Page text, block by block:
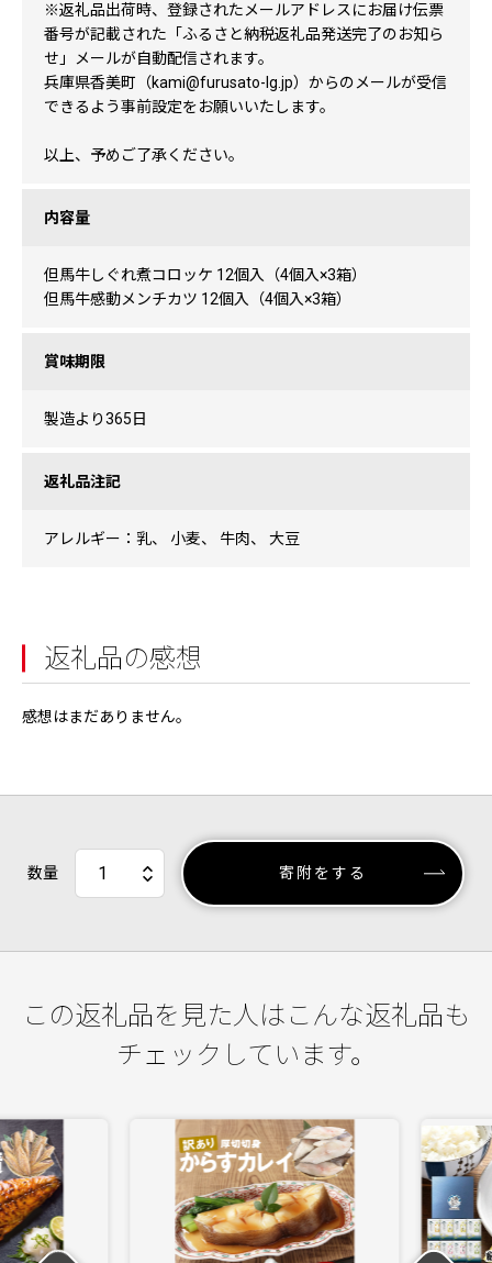
※返礼品出荷時、登録されたメールアドレスにお届け伝票
番号が記載された「ふるさと納税返礼品発送完了のお知ら
せ」メールが自動配信されます。
兵庫県香美町（kami@furusato-lg.jp）からのメールが受信
できるよう事前設定をお願いいたします。
以上、予めご了承ください。
内容量
但馬牛しぐれ煮コロッケ 12個入（4個入×3箱）
但馬牛感動メンチカツ 12個入（4個入×3箱）
賞味期限
製造より365日
返礼品注記
アレルギー：乳、 小麦、 牛肉、 大豆
返礼品の感想
感想はまだありません。
数量 寄附をする
この返礼品を見た人はこんな返礼品も
チェックしています。